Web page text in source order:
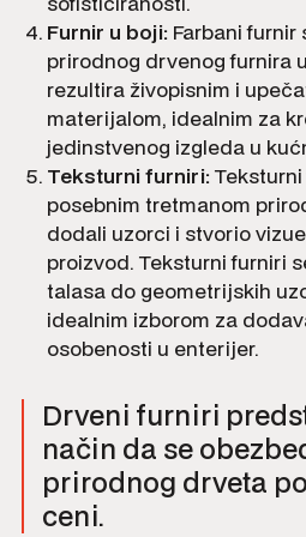
Furnir u boji:Farbani furnir
prirodnog drvenog furnira
rezultira živopisnim i
materijalom, idealnim za
jedinstvenog izgleda u
Teksturni furniri:Teksturni
posebnim tretmanom
dodali uzorci i stvorio
proizvod. Teksturni furniri
talasa do geometrijskih
idealnim izborom za
osobenosti u enterijer.
Drveni furniri
način da se
prirodnog drveta
ceni.